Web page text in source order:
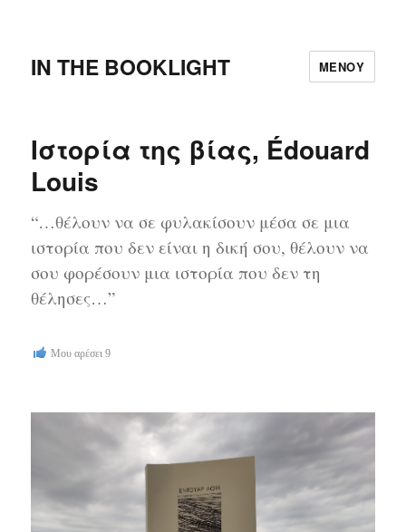
IN THE BOOKLIGHT ΜΕΝΟΎ
Ιστορία της βίας, Édouard
Louis
“…θέλουν να σε φυλακίσουν μέσα σε μια
ιστορία που δεν είναι η δική σου, θέλουν να
σου φορέσουν μια ιστορία που δεν τη
θέλησες…”
Μου αρέσει 9